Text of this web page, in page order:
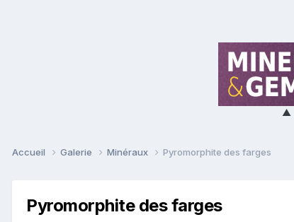
▲
Accueil Galerie Minéraux Pyromorphite des farges
Pyromorphite des farges